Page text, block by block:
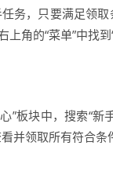
务，只要满足领取
角的“菜单”中找到
板块中，搜索“新
并领取所有符合